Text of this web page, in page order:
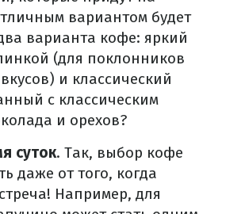
вариантом будет
варианта кофе: яркий
(для поклонников
и классический
с классическим
и орехов?
суток. Так, выбор кофе
даже от того, когда
Например, для